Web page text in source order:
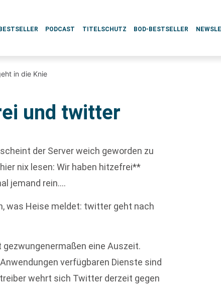
PODCAST TITELSCHUTZ BOD-BESTSELLER
in die Knie
und twitter
der Server weich geworden zu
nix lesen: Wir haben hitzefrei**
jemand rein….
was Heise meldet: twitter geht nach
eine Auszeit.
verfügbaren Dienste sind
wehrt sich Twitter derzeit gegen